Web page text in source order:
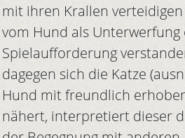
mit ihren Krallen
vom Hund als Unterwerfung
Spielaufforderung
dagegen sich die Katze
Hund mit freundlich
nähert, interpretiert dieser